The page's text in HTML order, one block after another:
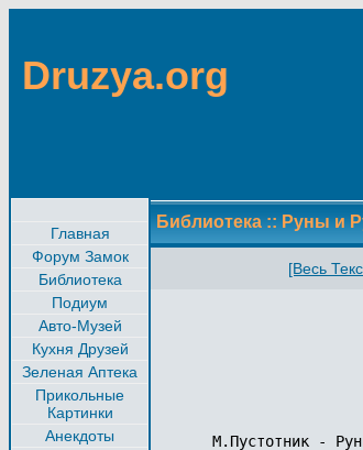
Druzya.org
Главная
Форум Замок
Библиотека
Подиум
Авто-Музей
Кухня Друзей
Зеленая Аптека
Прикольные
Картинки
Анекдоты
Библиотека :: Руны и
[Весь
М.Пустотник -